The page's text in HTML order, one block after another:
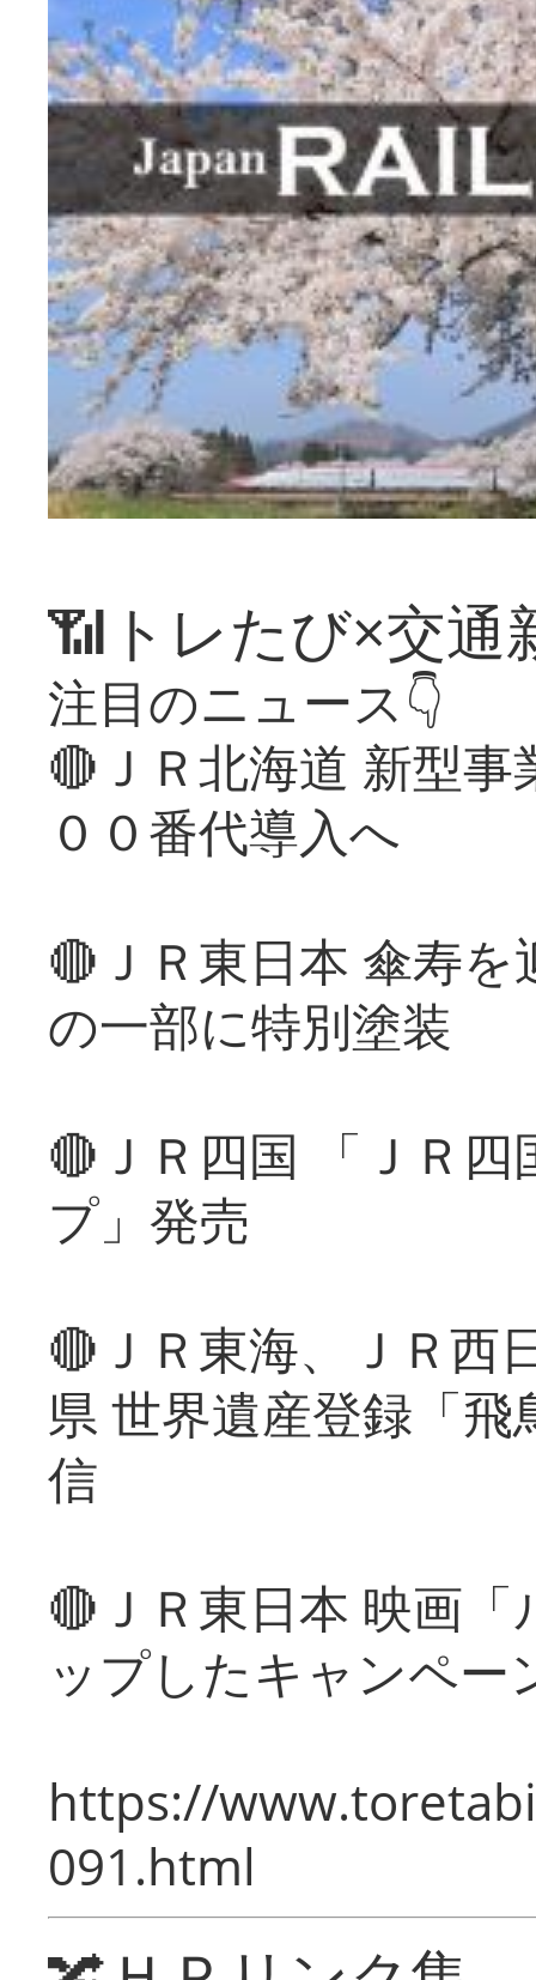
📶トレたび×交通
注目のニュース👇
🔴ＪＲ北海道 新型
００番代導入へ
🔴ＪＲ東日本 傘寿
の一部に特別塗装
🔴ＪＲ四国 「ＪＲ
プ」発売
🔴ＪＲ東海、ＪＲ西
県 世界遺産登録「
信
🔴ＪＲ東日本 映画
ップしたキャンペー
https://
091.html